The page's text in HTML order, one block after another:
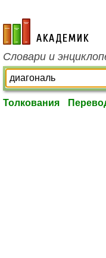
academic.ru
Словари и
Толкования